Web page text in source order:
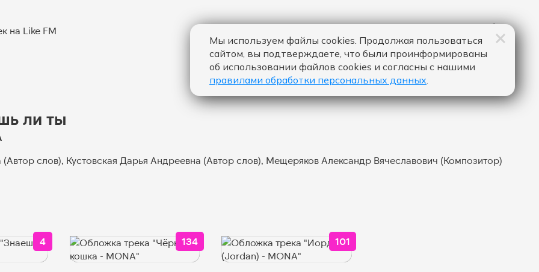
ЛАЙКОВ ЗА "ЗНАЕШЬ ЛИ ТЫ - MONA":
ли ты
слов), Кустовская Дарья Андреевна (Автор слов), Мещеряков Александр Вячеславович (Композитор)
"ПОПРОШУ ТЕБЯ - MONA":
КОЛИЧЕСТВО ЛАЙКОВ ЗА "ЗНАЕШЬ ЛИ ТЫ - MONA":
4 КОЛИЧЕСТВО ЛАЙКОВ ЗА "ЧЁРНАЯ КОШКА - MONA":
134 КОЛИЧЕСТВО ЛАЙКОВ ЗА "ИОРДАН
101
Мы используем файлы cookies. Продолжая пользоваться
сайтом, вы подтверждаете, что были проинформированы
об использовании файлов cookies и согласны с нашими
правилами обработки персональных данных.